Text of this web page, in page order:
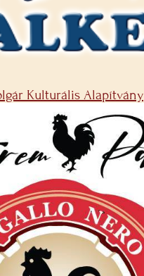
Kulturális Alapítvány